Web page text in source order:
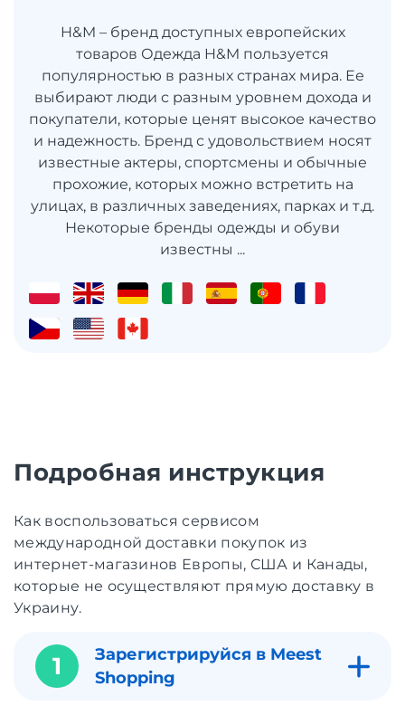
H&M – бренд доступных европейских
товаров Одежда H&M пользуется
популярностью в разных странах мира. Ее
выбирают люди с разным уровнем дохода и
покупатели, которые ценят высокое качество
и надежность. Бренд с удовольствием носят
известные актеры, спортсмены и обычные
прохожие, которых можно встретить на
улицах, в различных заведениях, парках и т.д.
Некоторые бренды одежды и обуви
известны ...
Подробная инструкция
Как воспользоваться сервисом
международной доставки покупок из
интернет-магазинов Европы, США и Канады,
которые не осуществляют прямую доставку в
Украину.
1
Зарегистрируйся в Meest
Shopping